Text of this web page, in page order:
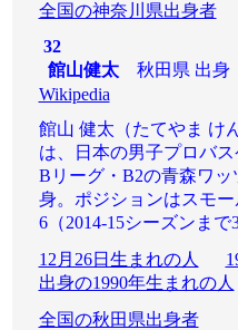
全国の神奈川県出身者
32
館山健太秋田県 出身
Wikipedia
館山 健太（たてやま け
は、日本の男子プロバス
Bリーグ・B2の青森ワ
身。ポジションはスモ
6（2014-15シーズンまで
12月26日生まれの人
出身の1990年生まれの人
全国の秋田県出身者